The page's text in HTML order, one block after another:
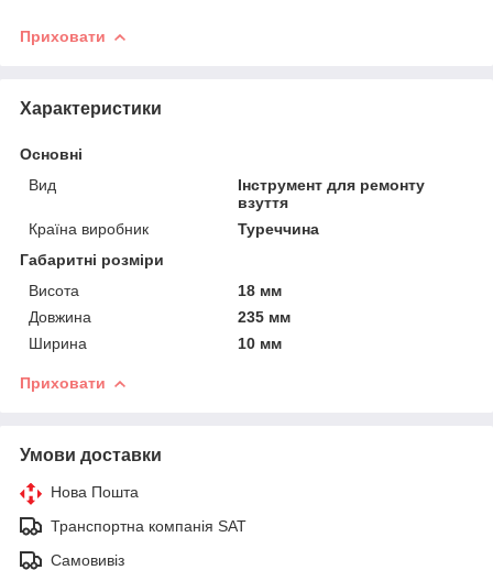
Приховати
Характеристики
Основні
Вид
Інструмент для ремонту
взуття
Країна виробник
Туреччина
Габаритні розміри
Висота
18 мм
Довжина
235 мм
Ширина
10 мм
Приховати
Умови доставки
Нова Пошта
Транспортна компанія SAT
Самовивіз